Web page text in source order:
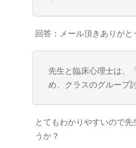
回答：メール頂きありがと
先生と臨床心理士は、
め、クラスのグループ
とてもわかりやすいので
うか？